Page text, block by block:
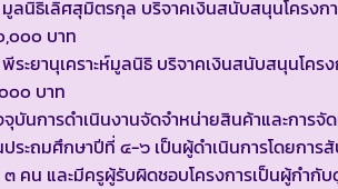
ลนิธิเลิศสุมิตรกุล บริจาคเงินสนับสนุนโครง
๐๐๐ บาท
ระยานุเคราะห์มูลนิธิ บริจาคเงินสนับสนุนโค
๐๐ บาท
บันการดำเนินงานจัดจำหน่ายสินค้าและการ
ระถมศึกษาปีที่ ๔-๖ เป็นผู้ดำเนินการโดยการ
๓ คน และมีครูผู้รับผิดชอบโครงการเป็นผู้กำกั